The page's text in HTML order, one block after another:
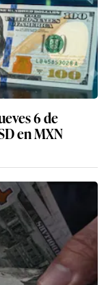
6 de
en MXN